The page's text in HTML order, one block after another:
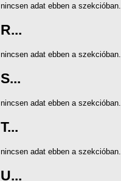
nincsen adat ebben a szekcióban.
R...
nincsen adat ebben a szekcióban.
S...
nincsen adat ebben a szekcióban.
T...
nincsen adat ebben a szekcióban.
U...